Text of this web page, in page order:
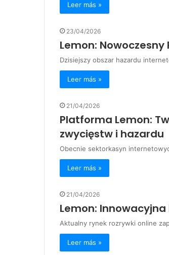
Leer más »
23/04/2026
Lemon: Nowoczesny
Dzisiejszy obszar hazardu
Leer más »
21/04/2026
Platforma Lemon:
zwycięstw i hazardu
Obecnie sektorkasyn
Leer más »
21/04/2026
Lemon:
Aktualny rynek rozrywki online
Leer más »